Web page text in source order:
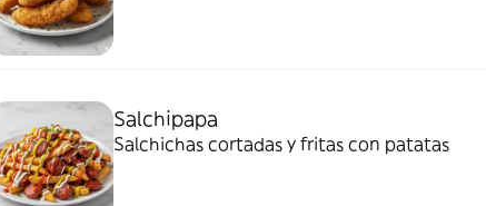
Salchipapa
Salchichas cortadas y fritas con patatas